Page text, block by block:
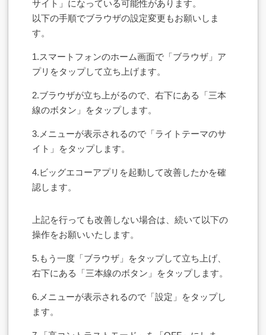
サイト」になっている可能性があります。
以下の手順でブラウザの設定変更もお願いしま
す。
1.スマートフォンのホーム画面で「ブラウザ」ア
プリをタップして立ち上げます。
2.ブラウザが立ち上がるので、右下にある「三本
線のボタン」をタップします。
3.メニューが表示されるので「ライトテーマのサ
イト」をタップします。
4.ビッグエコーアプリを起動して改善したかを確
認します。
上記を行っても改善しない場合は、続いて以下の
操作をお願いいたします。
5.もう一度「ブラウザ」をタップして立ち上げ、
右下にある「三本線のボタン」をタップします。
6.メニューが表示されるので「設定」をタップし
ます。